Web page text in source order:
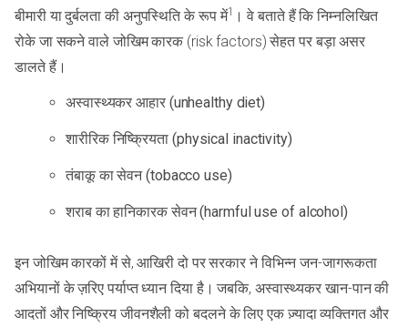
बीमारी या दुर्बलता की अनुपस्थिति के रूप में1 । वे बताते हैं कि निम्नलिखित
रोके जा सकने वाले जोखिम कारक (risk factors) सेहत पर बड़ा असर
डालते हैं।
अस्वास्थ्यकर आहार (unhealthy diet)
शारीरिक निष्क्रियता (physical inactivity)
तंबाकू का सेवन (tobacco use)
शराब का हानिकारक सेवन (harmful use of alcohol)
इन जोखिम कारकों में से, आखिरी दो पर सरकार ने विभिन्न जन-जागरूकता
अभियानों के ज़रिए पर्याप्त ध्यान दिया है। जबकि, अस्वास्थ्यकर खान-पान की
आदतों और निष्क्रिय जीवनशैली को बदलने के लिए एक ज़्यादा व्यक्तिगत और